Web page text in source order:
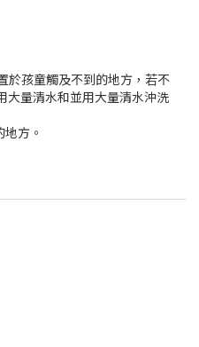
於孩童觸及不到的地方，若不
大量清水和並用大量清水沖洗
方。